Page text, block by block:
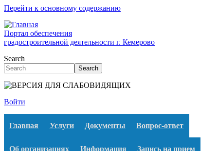
Перейти к основному содержанию
Портал обеспечения
градостроительной деятельности г. Кемерово
Search
Search
Войти
Главная Услуги Документы Вопрос-ответ
Об организациях Информация Запись на прием